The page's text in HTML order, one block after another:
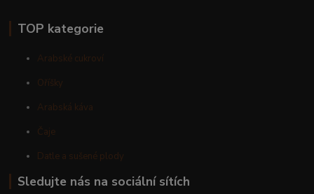
TOP kategorie
Arabské cukroví
Oříšky
Arabská káva
Čaje
Datle a sušené plody
Sledujte nás na sociální sítích